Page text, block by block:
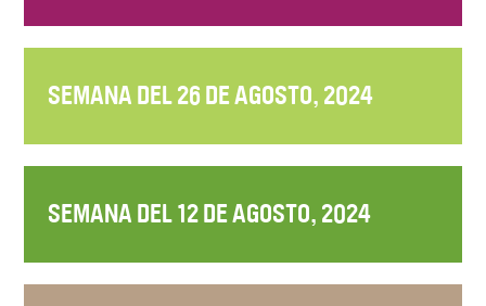
SEMANA DEL 26 DE AGOSTO, 2024
SEMANA DEL 12 DE AGOSTO, 2024